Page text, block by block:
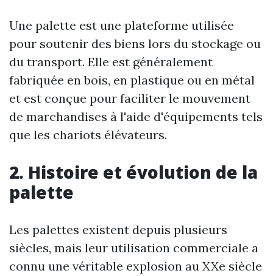
Une palette est une plateforme utilisée
pour soutenir des biens lors du stockage ou
du transport. Elle est généralement
fabriquée en bois, en plastique ou en métal
et est conçue pour faciliter le mouvement
de marchandises à l'aide d'équipements tels
que les chariots élévateurs.
2. Histoire et évolution de la
palette
Les palettes existent depuis plusieurs
siècles, mais leur utilisation commerciale a
connu une véritable explosion au XXe siècle